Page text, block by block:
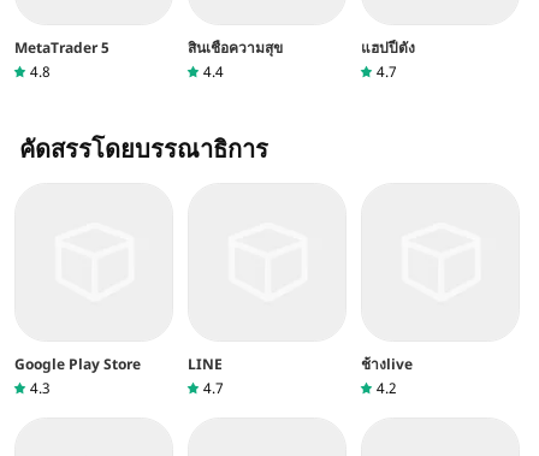
MetaTrader 5
4.8
สินเชื่อความสุข
4.4
แฮปปี้ตัง
4.7
คัดสรรโดยบรรณาธิการ
Google Play Store
4.3
LINE
4.7
ช้างlive
4.2